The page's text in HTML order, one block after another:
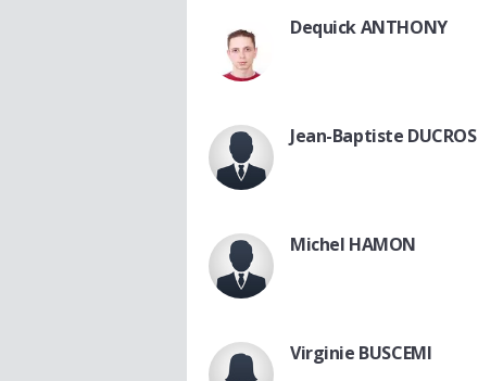
Dequick ANTHONY
Jean-Baptiste DUCROS
Michel HAMON
Virginie BUSCEMI